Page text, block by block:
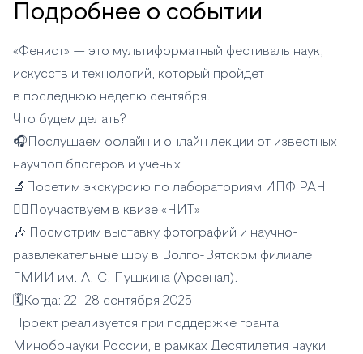
Подробнее о событии
«Фенист» — это мультиформатный фестиваль наук,
искусств и технологий, который пройдет
в последнюю неделю сентября.
Что будем делать?
🎧Послушаем офлайн и онлайн лекции от известных
научпоп блогеров и ученых
🔬Посетим экскурсию по лабораториям ИПФ РАН
🙋‍♀️Поучаствуем в квизе «НИТ»
🎶 Посмотрим выставку фотографий и научно-
развлекательные шоу в Волго-Вятском филиале
ГМИИ им. А. С. Пушкина (Арсенал).
🗓️Когда: 22–28 сентября 2025
Проект реализуется при поддержке гранта
Минобрнауки России, в рамках Десятилетия науки